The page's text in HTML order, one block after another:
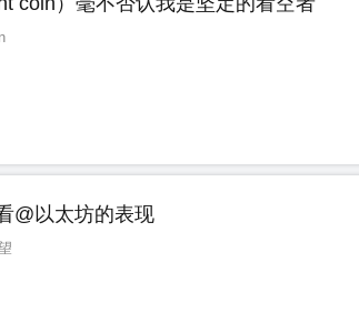
@以太坊的表现